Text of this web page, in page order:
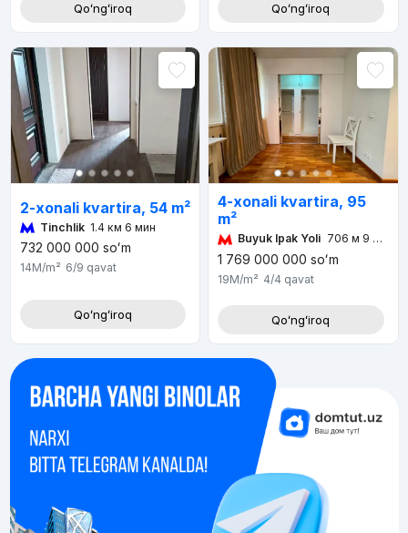
Qoʻngʻiroq Qoʻngʻiroq
2-xonali kvartira, 54 m²
Tinchlik 1.4 км 6 мин
732 000 000 soʻm
14M/m² 6/9 qavat
Qoʻngʻiroq
4-xonali kvartira, 95
m²
Buyuk Ipak Yoli 706 м 9 мин
1 769 000 000 soʻm
19M/m² 4/4 qavat
Qoʻngʻiroq